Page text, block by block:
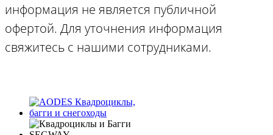
информация не является публичной
офертой. Для уточнения информация
свяжитесь с нашими сотрудниками.